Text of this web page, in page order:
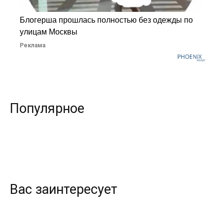
Блогерша прошлась полностью без одежды по
улицам Москвы
Реклама
Популярное
Вас заинтересует